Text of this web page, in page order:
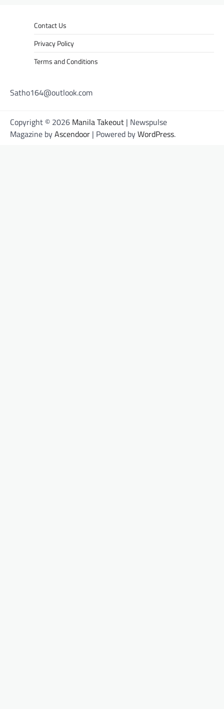
Contact Us
Privacy Policy
Terms and Conditions
Satho164@outlook.com
Copyright © 2026 Manila Takeout | Newspulse
Magazine byAscendoor | Powered byWordPress.